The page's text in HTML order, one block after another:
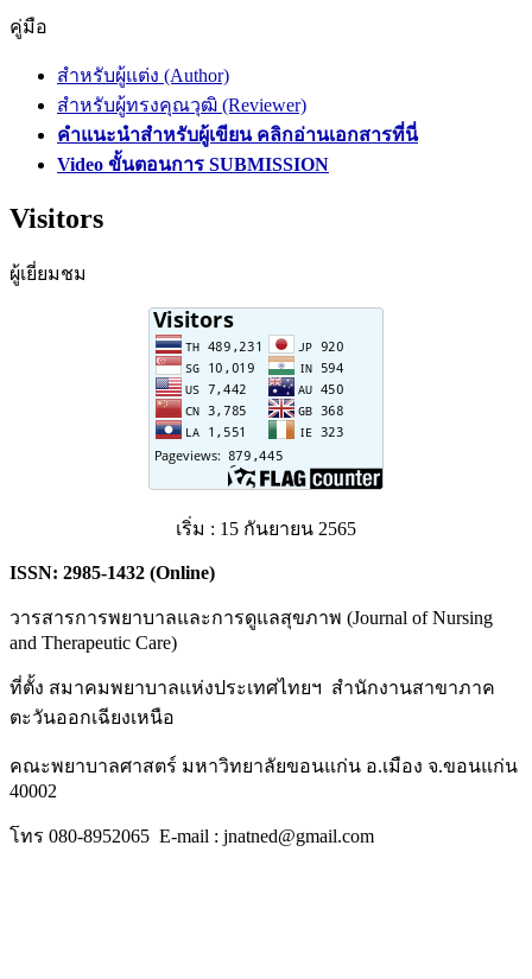
คู่มือ
สำหรับผู้แต่ง (Author)
สำหรับผู้ทรงคุณวุฒิ (Reviewer)
คำแนะนำสำหรับผู้เขียน คลิกอ่านเอกสารที่นี่
Video ขั้นตอนการ SUBMISSION
Visitors
ผู้เยี่ยมชม
เริ่ม : 15 กันยายน 2565
ISSN: 2985-1432 (Online)
วารสารการพยาบาลและการดูแลสุขภาพ (Journal of Nursing
and Therapeutic Care)
ที่ตั้ง สมาคมพยาบาลแห่งประเทศไทยฯ สำนักงานสาขาภาค
ตะวันออกเฉียงเหนือ
คณะพยาบาลศาสตร์ มหาวิทยาลัยขอนแก่น อ.เมือง จ.ขอนแก่น
40002
โทร 080-8952065 E-mail : jnatned@gmail.com